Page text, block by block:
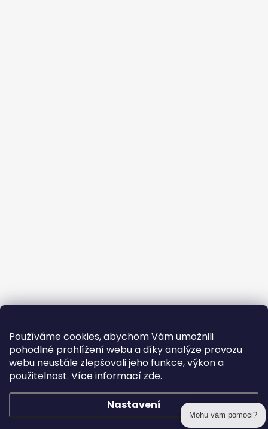
Používáme cookies, abychom Vám umožnili
pohodlné prohlížení webu a díky analýze provozu
webu neustále zlepšovali jeho funkce, výkon a
použitelnost. Více informací zde.
Nastavení
Mohu vám pomoci?